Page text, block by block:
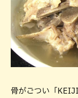
骨がごつい「